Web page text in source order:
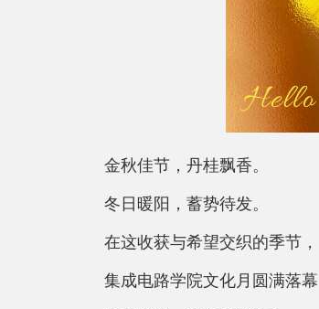
金秋佳节，丹桂飘香。
冬日暖阳，蓄势待发。
在这收获与希望交织的季节，
集成电路学院文化月圆满落幕